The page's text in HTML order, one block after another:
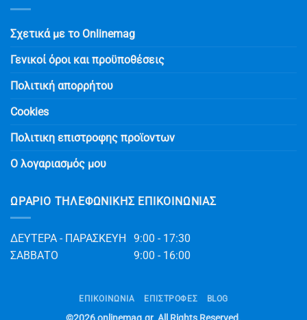
Σχετικά με το Onlinemag
Γενικοί όροι και προϋποθέσεις
Πολιτική απορρήτου
Cookies
Πολιτικη επιστροφης προϊοντων
Ο λογαριασμός μου
ΩΡΆΡΙΟ ΤΗΛΕΦΩΝΙΚΉΣ ΕΠΙΚΟΙΝΩΝΊΑΣ
ΔΕΥΤΕΡΑ - ΠΑΡΑΣΚΕΥΗ
9:00 - 17:30
ΣΑΒΒΑΤΟ
9:00 - 16:00
ΕΠΙΚΟΙΝΩΝΊΑ ΕΠΙΣΤΡΟΦΕΣ BLOG